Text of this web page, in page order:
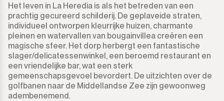
Los Arqueros
Los Flamingos
Manilva
Marbella
Hotel
Winkel
Kantoor
Bergruimte
1.400.000€
1.500.000€
2.000.000€
1.400.000€
1.500.000€
2.000.000€ +
Het leven in La Heredia is als het betreden van een
prachtig gecureerd schilderij. De geplaveide straten,
individueel ontworpen kleurrijke huizen, charmante
pleinen en watervallen van bougainvillea creëren een
magische sfeer. Het dorp herbergt een fantastische
slager/delicatessenwinkel, een beroemd restaurant en
een vriendelijke bar, wat een sterk
gemeenschapsgevoel bevordert. De uitzichten over de
golfbanen naar de Middellandse Zee zijn gewoonweg
adembenemend.